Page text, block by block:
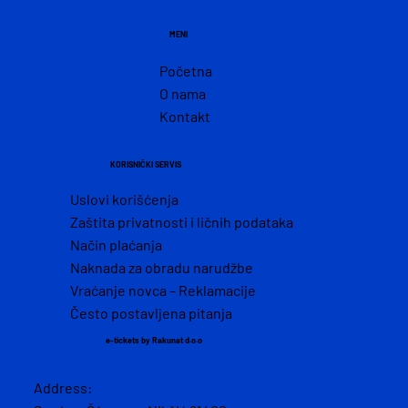
MENI
Početna
O nama
Kontakt
KORISNIČKI SERVIS
Uslovi korišćenja
Zaštita privatnosti i ličnih podataka
Način plaćanja
Naknada za obradu narudžbe
Vraćanje novca – Reklamacije
Često postavljena pitanja
e-tickets by Rakunat d.o.o
Address: